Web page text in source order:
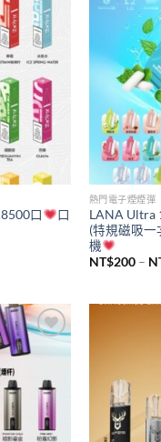
Add to
wishlist
口
口
熱門電子煙煙彈
LANA Ultra
(特規磁吸一
機
NT$200 –
Add to